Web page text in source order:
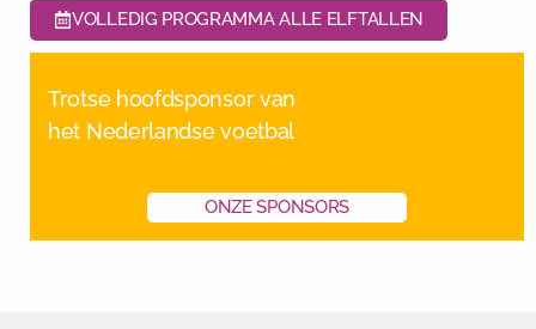
VOLLEDIG PROGRAMMA ALLE ELFTALLEN
Trotse hoofdsponsor van
het Nederlandse voetbal
ONZE SPONSORS